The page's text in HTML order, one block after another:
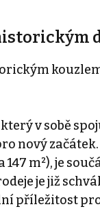
v sobě
nový
147 m²), je
je již
příležitost